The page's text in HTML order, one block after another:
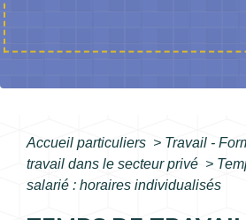
Accueil particuliers > Travail -
travail dans le secteur privé >
salarié : horaires individualisés